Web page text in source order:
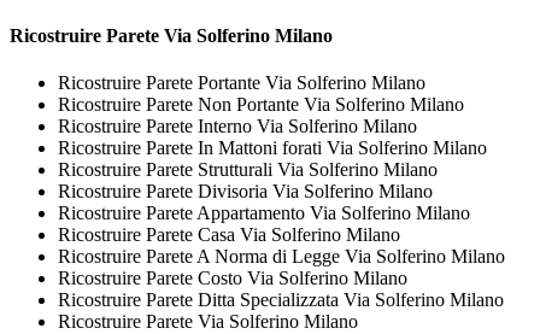
Ricostruire Parete Via Solferino Milano
Ricostruire Parete Portante Via Solferino Milano
Ricostruire Parete Non Portante Via Solferino Milano
Ricostruire Parete Interno Via Solferino Milano
Ricostruire Parete In Mattoni forati Via Solferino Milano
Ricostruire Parete Strutturali Via Solferino Milano
Ricostruire Parete Divisoria Via Solferino Milano
Ricostruire Parete Appartamento Via Solferino Milano
Ricostruire Parete Casa Via Solferino Milano
Ricostruire Parete A Norma di Legge Via Solferino Milano
Ricostruire Parete Costo Via Solferino Milano
Ricostruire Parete Ditta Specializzata Via Solferino Milano
Ricostruire Parete Via Solferino Milano